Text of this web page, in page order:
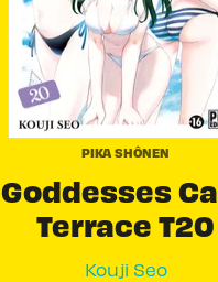
PIKA SHÔNEN
Goddesses
Terrace T20
Kouji Seo